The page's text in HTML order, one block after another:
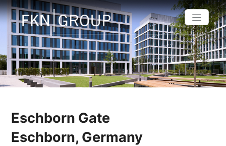
Eschborn Gate
Eschborn, Germany